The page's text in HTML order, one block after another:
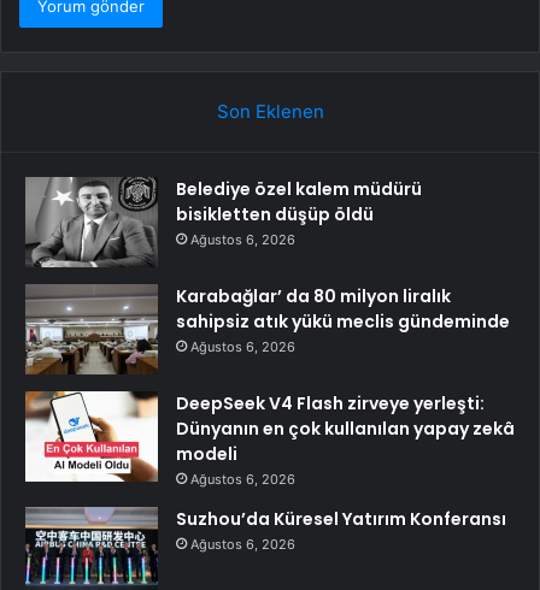
Son Eklenen
Belediye özel kalem müdürü
bisikletten düşüp öldü
Ağustos 6, 2026
Karabağlar’ da 80 milyon liralık
sahipsiz atık yükü meclis gündeminde
Ağustos 6, 2026
DeepSeek V4 Flash zirveye yerleşti:
Dünyanın en çok kullanılan yapay zekâ
modeli
Ağustos 6, 2026
Suzhou’da Küresel Yatırım Konferansı
Ağustos 6, 2026